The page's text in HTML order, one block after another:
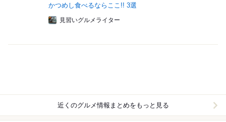
かつめし食べるならここ!! 3選
見習いグルメライター
近くのグルメ情報まとめをもっと見る